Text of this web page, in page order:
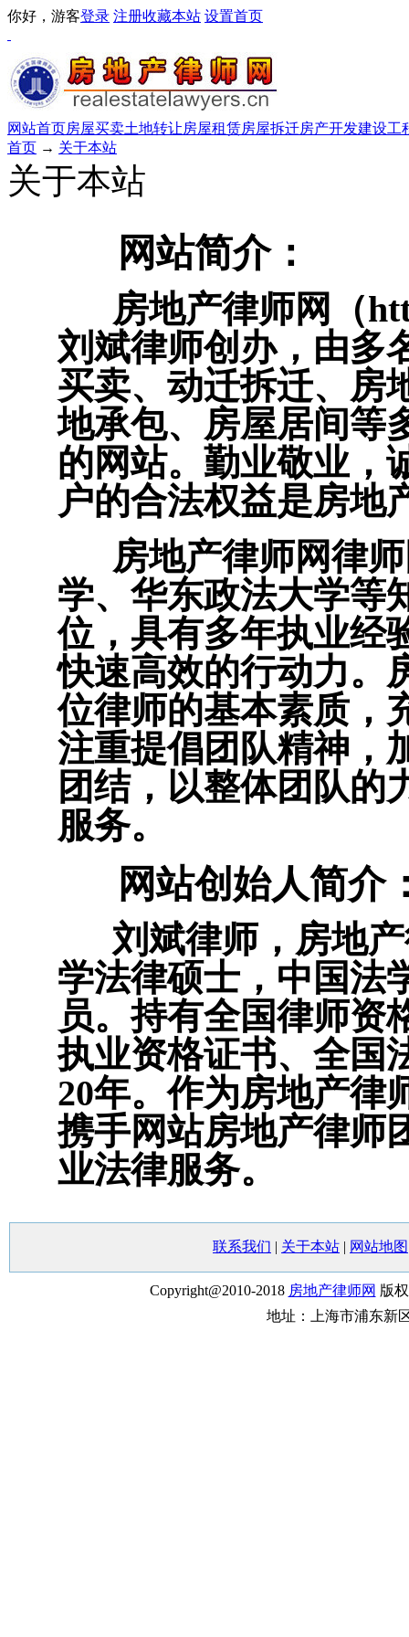
你好，游客登录 注册收藏本站 设置首页
网站首页房屋买卖土地转让房屋租赁房屋拆迁房产开发建设工
首页 → 关于本站
关于本站
网站简介：
房地产律师网（
刘斌律师创办，由多
买卖、动迁拆迁、房
地承包、房屋居间等
的网站。勤业敬业，
户的合法权益是房地
房地产律师网律师
学、华东政法大学等
位，具有多年执业经
快速高效的行动力。
位律师的基本素质，
注重提倡团队精神，
团结，以整体团队的
服务。
网站创始人简介
刘斌律师，房地产
学法律硕士，中国法
员。持有全国律师资
执业资格证书、全国
20年。作为房地产律
携手网站房地产律师
业法律服务。
联系我们 | 关于本站 | 网站地图
Copyright@2010-2018 房地产律师网 版
地址：上海市浦东新